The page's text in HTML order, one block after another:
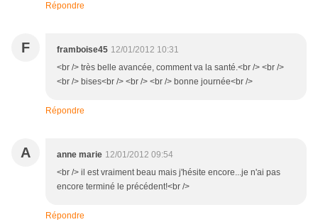
Répondre
F framboise45 12/01/2012 10:31
<br /> très belle avancée, comment va la santé.<br /> <br />
<br /> bises<br /> <br /> <br /> bonne journée<br />
Répondre
A anne marie 12/01/2012 09:54
<br /> il est vraiment beau mais j'hésite encore...je n'ai pas
encore terminé le précédent!<br />
Répondre